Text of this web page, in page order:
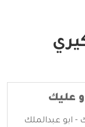
عليك
- ابو عبدالملك